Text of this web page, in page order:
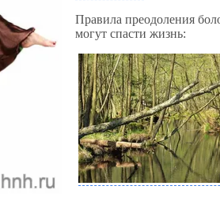
Правила преодоления
могут спасти жизнь: